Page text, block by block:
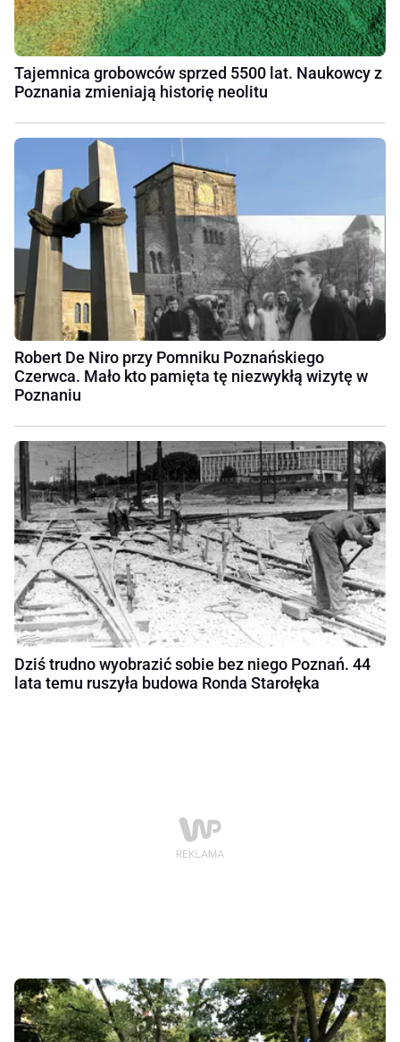
Tajemnica grobowców sprzed 5500 lat. Naukowcy z
Poznania zmieniają historię neolitu
Robert De Niro przy Pomniku Poznańskiego
Czerwca. Mało kto pamięta tę niezwykłą wizytę w
Poznaniu
Dziś trudno wyobrazić sobie bez niego Poznań. 44
lata temu ruszyła budowa Ronda Starołęka